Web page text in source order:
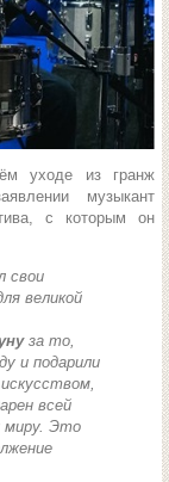
уходе из гранж
музыкант
с которым он
свои
великой
за то,
и подарили
всей
миру. Это